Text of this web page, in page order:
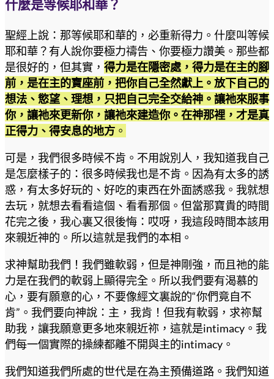
什麼是等候耶和華？
聖經上說：那等候耶和華的，必重新得力。什麼叫等候
耶和華？有人說你要極力禱告、你要極力讚美。那些都
是很好的，但其實， 得力是在隱密處，得力是在主的腳
前，是在主的寶座前，把你自己全然獻上。放下自己的
想法、慾望、理想，只把自己完全交給神。讓祂來服事
你，讓祂來更新你，讓祂來建造你。在神那裡，才是真
正得力、得安息的地方 。
可是，我們很多時候不肯。不用說別人，我知道我自己
是怎麼樣子的：很多時候我也是不肯。因為有太多的誘
惑，有太多好玩的、好吃的東西在外面誘惑我。我就想
去玩，就想去看看這個、看看那個。但當那寶貴的時間
花完之後，我心裏又很後悔：哎呀，我這段時間本該用
來親近神的。所以這就是我們的本相。
求神幫助我們！我們雖軟弱，但是神剛強，而且祂的能
力是在我們的軟弱上顯得完全。所以我們要有渴慕的
心，要有願意的心，不要像經文裏說的“你們竟自不
肯”。我們要向神說：主，我肯！但我有軟弱，求祢幫
助我，讓我願意更多地來親近祢，這就是intimacy。我
們每一個實際的操練都離不開與主的intimacy。
我們知道我們所處的世代是在為主預備道路。我們知道